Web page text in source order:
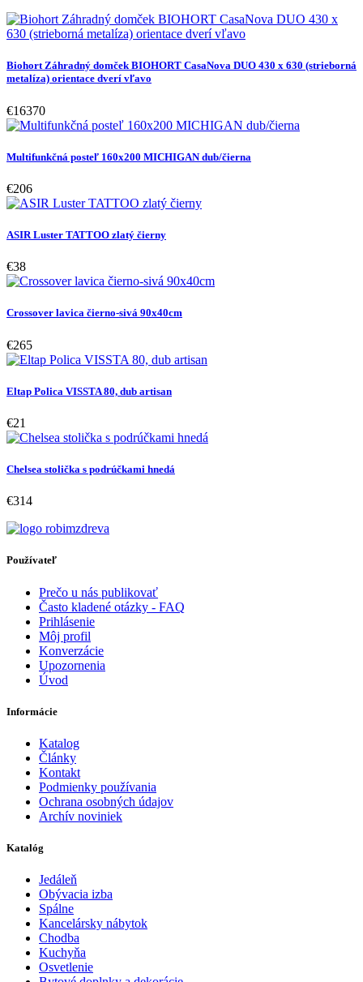
Biohort Záhradný domček BIOHORT CasaNova DUO 430 x 630 (strieborná
metalíza) orientace dverí vľavo
€16370
Multifunkčná posteľ 160x200 MICHIGAN dub/čierna
€206
ASIR Luster TATTOO zlatý čierny
€38
Crossover lavica čierno-sivá 90x40cm
€265
Eltap Polica VISSTA 80, dub artisan
€21
Chelsea stolička s podrúčkami hnedá
€314
Používateľ
Prečo u nás publikovať
Často kladené otázky - FAQ
Prihlásenie
Môj profil
Konverzácie
Upozornenia
Úvod
Informácie
Katalog
Články
Kontakt
Podmienky používania
Ochrana osobných údajov
Archív noviniek
Katalóg
Jedáleň
Obývacia izba
Spálne
Kancelársky nábytok
Chodba
Kuchyňa
Osvetlenie